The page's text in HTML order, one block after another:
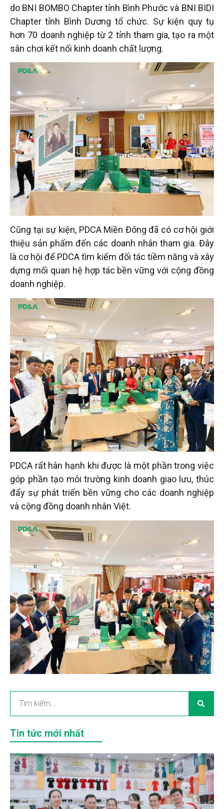
do BNI BOMBO Chapter tỉnh Bình Phước và BNI BIDI
Chapter tỉnh Bình Dương tổ chức. Sự kiện quy tụ
hơn 70 doanh nghiệp từ 2 tỉnh tham gia, tạo ra một
sân chơi kết nối kinh doanh chất lượng.
Cũng tại sự kiện, PDCA Miền Đông đã có cơ hội giới
thiệu sản phẩm đến các doanh nhân tham gia. Đây
là cơ hội để PDCA tìm kiếm đối tác tiềm năng và xây
dựng mối quan hệ hợp tác bền vững với cộng đồng
doanh nghiệp.
PDCA rất hân hạnh khi được là một phần trong việc
góp phần tạo môi trường kinh doanh giao lưu, thúc
đẩy sự phát triển bền vững cho các doanh nghiệp
và cộng đồng doanh nhân Việt.
Tin tức mới nhất